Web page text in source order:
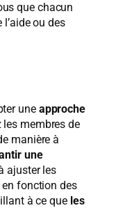
que chacun
ou des
une approche
membres de
manière à
une
ajuster les
en fonction des
à ce que les